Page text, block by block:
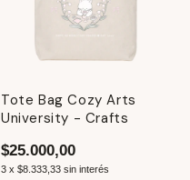
Tote Bag Cozy Arts
University - Crafts
$25.000,00
3 x $8.333,33 sin interés